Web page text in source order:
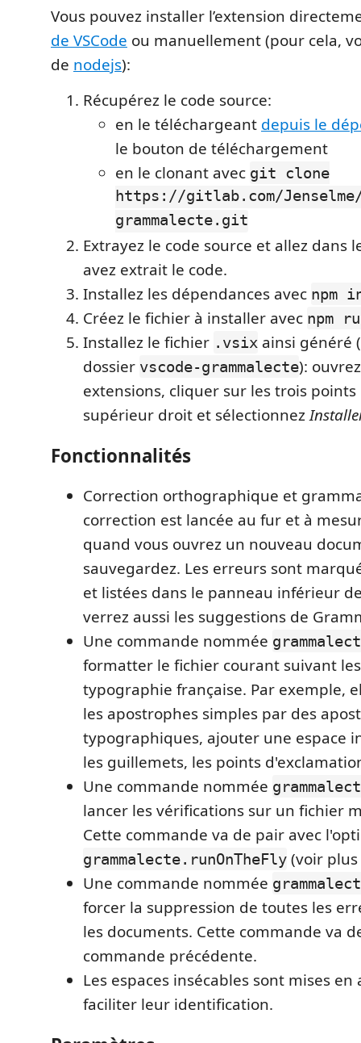
Vous pouvez installer l’extension
de VSCode ou manuellement (pour cela,
de nodejs):
Récupérez le code source:
en le téléchargeant depuis le
le bouton de téléchargement
en le clonant avec git clone
https://gitlab.com/
grammalecte.git
Extrayez le code source et allez dans
avez extrait le code.
Installez les dépendances avec npm
Créez le fichier à installer avec npm
Installez le fichier .vsix ainsi généré
dossier vscode-grammalecte):
extensions, cliquer sur les trois points
supérieur droit et sélectionnez
Fonctionnalités
Correction orthographique et
correction est lancée au fur et à
quand vous ouvrez un nouveau
sauvegardez. Les erreurs sont
et listées dans le panneau inférieur de
verrez aussi les suggestions de
Une commande nommée
formatter le fichier courant suivant
typographie française. Par exemple,
les apostrophes simples par des
typographiques, ajouter une espace
les guillemets, les points
Une commande nommée
lancer les vérifications sur un fichier
Cette commande va de pair avec
grammalecte.runOnTheFly (voir plus
Une commande nommée
forcer la suppression de toutes les
les documents. Cette commande va
commande précédente.
Les espaces insécables sont mises
faciliter leur identification.